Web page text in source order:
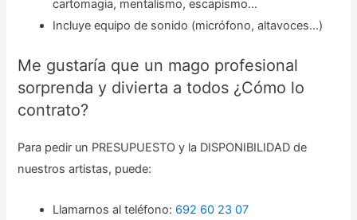
cartomagia, mentalismo, escapismo…
Incluye equipo de sonido (micrófono, altavoces…)
Me gustaría que un mago profesional
sorprenda y divierta a todos ¿Cómo lo
contrato?
Para pedir un PRESUPUESTO y la DISPONIBILIDAD de
nuestros artistas, puede:
Llamarnos al teléfono: 692 60 23 07